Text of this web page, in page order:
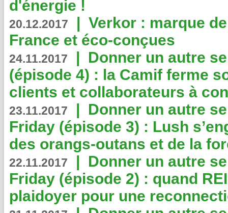
d'énergie !
20.12.2017 | Verkor : marque
France et éco-conçues
24.11.2017 | Donner un autre
(épisode 4) : la Camif ferme
clients et collaborateurs à
23.11.2017 | Donner un autre
Friday (épisode 3) : Lush
des orangs-outans et de la
22.11.2017 | Donner un autre
Friday (épisode 2) : quand
plaidoyer pour une